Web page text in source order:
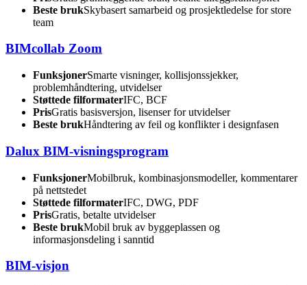
Beste brukSkybasert samarbeid og prosjektledelse for store
team
BIMcollab Zoom
FunksjonerSmarte visninger, kollisjonssjekker,
problemhåndtering, utvidelser
Støttede filformaterIFC, BCF
PrisGratis basisversjon, lisenser for utvidelser
Beste brukHåndtering av feil og konflikter i designfasen
Dalux BIM-visningsprogram
FunksjonerMobilbruk, kombinasjonsmodeller, kommentarer
på nettstedet
Støttede filformaterIFC, DWG, PDF
PrisGratis, betalte utvidelser
Beste brukMobil bruk av byggeplassen og
informasjonsdeling i sanntid
BIM-visjon